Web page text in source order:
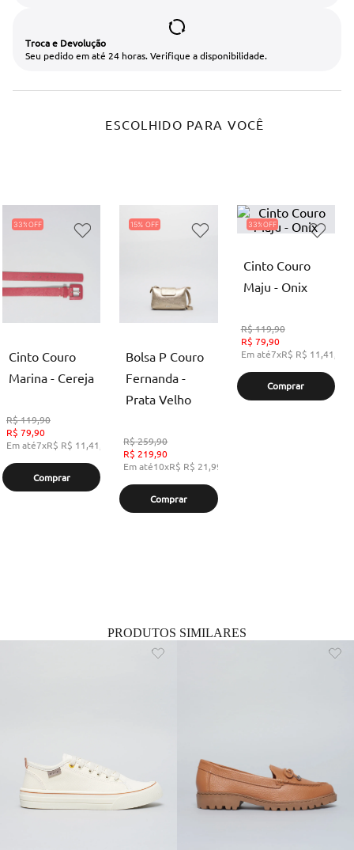
Troca e Devolução
Seu pedido em até 24 horas. Verifique a disponibilidade.
ESCOLHIDO PARA VOCÊ
33%
Cinto Couro
Marina - Cereja
R$119,90
R$ 79,90
Em até7xR$ R$ 11,41 sem juros
Comprar
15%
Bolsa P Couro
Fernanda -
Prata Velho
R$259,90
R$ 219,90
Em até10xR$ R$ 21,99
Comprar
33%
Cinto Couro
Maju - Onix
R$119,90
R$ 79,90
Em até7xR$ R$ 11,41
Comprar
PRODUTOS SIMILARES